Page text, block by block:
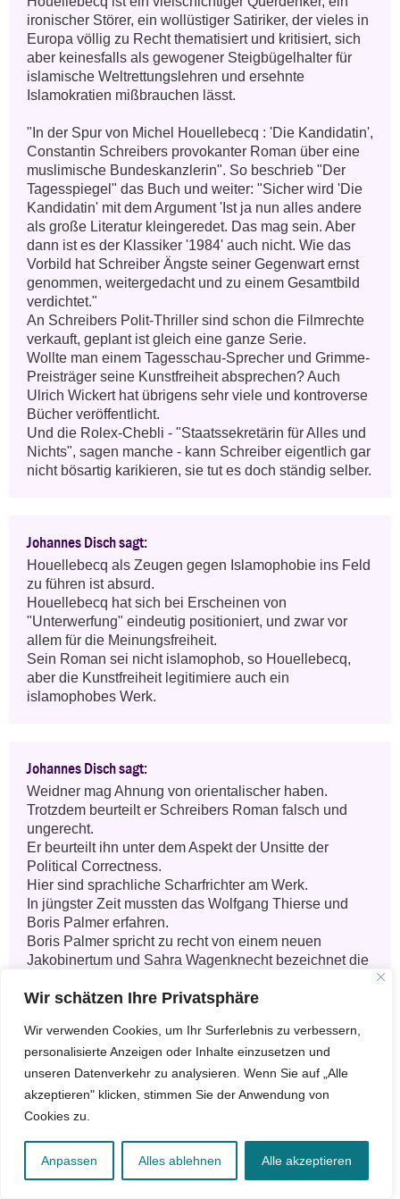
Wir schätzen Ihre Privatsphäre
Wir verwenden Cookies, um Ihr Surferlebnis zu verbessern,
personalisierte Anzeigen oder Inhalte einzusetzen und
unseren Datenverkehr zu analysieren. Wenn Sie auf „Alle
akzeptieren" klicken, stimmen Sie der Anwendung von
Cookies zu.
Anpassen Alles ablehnen Alle akzeptieren
ironischer Störer, ein wollüstiger Satiriker, der vieles in
Europa völlig zu Recht thematisiert und kritisiert, sich
aber keinesfalls als gewogener Steigbügelhalter für
islamische Weltrettungslehren und ersehnte
Islamokratien mißbrauchen lässt.
"In der Spur von Michel Houellebecq : 'Die Kandidatin',
Constantin Schreibers provokanter Roman über eine
muslimische Bundeskanzlerin". So beschrieb "Der
Tagesspiegel" das Buch und weiter: "Sicher wird 'Die
Kandidatin' mit dem Argument 'Ist ja nun alles andere
als große Literatur kleingeredet. Das mag sein. Aber
dann ist es der Klassiker '1984' auch nicht. Wie das
Vorbild hat Schreiber Ängste seiner Gegenwart ernst
genommen, weitergedacht und zu einem Gesamtbild
verdichtet."
An Schreibers Polit-Thriller sind schon die Filmrechte
verkauft, geplant ist gleich eine ganze Serie.
Wollte man einem Tagesschau-Sprecher und Grimme-
Preisträger seine Kunstfreiheit absprechen? Auch
Ulrich Wickert hat übrigens sehr viele und kontroverse
Bücher veröffentlicht.
Und die Rolex-Chebli - "Staatssekretärin für Alles und
Nichts", sagen manche - kann Schreiber eigentlich gar
nicht bösartig karikieren, sie tut es doch ständig selber.
Johannes Disch sagt:
Houellebecq als Zeugen gegen Islamophobie ins Feld
zu führen ist absurd.
Houellebecq hat sich bei Erscheinen von
"Unterwerfung" eindeutig positioniert, und zwar vor
allem für die Meinungsfreiheit.
Sein Roman sei nicht islamophob, so Houellebecq,
aber die Kunstfreiheit legitimiere auch ein
islamophobes Werk.
Johannes Disch sagt:
Weidner mag Ahnung von orientalischer haben.
Trotzdem beurteilt er Schreibers Roman falsch und
ungerecht.
Er beurteilt ihn unter dem Aspekt der Unsitte der
Political Correctness.
Hier sind sprachliche Scharfrichter am Werk.
In jüngster Zeit mussten das Wolfgang Thierse und
Boris Palmer erfahren.
Boris Palmer spricht zu recht von einem neuen
Jakobinertum und Sahra Wagenknecht bezeichnet die
Na und.
Überspitzung und Zuspitzung und Polemik sind
gängige und legitime Mittel der Literatur.
Drehen wir die Zeit um sagen wir mal 40 Jahre zurück.
Kommunistin gewesen und die Staatssekretärin ein
Mitglied der Friedensbewegung, von der DDR
unterwandert.